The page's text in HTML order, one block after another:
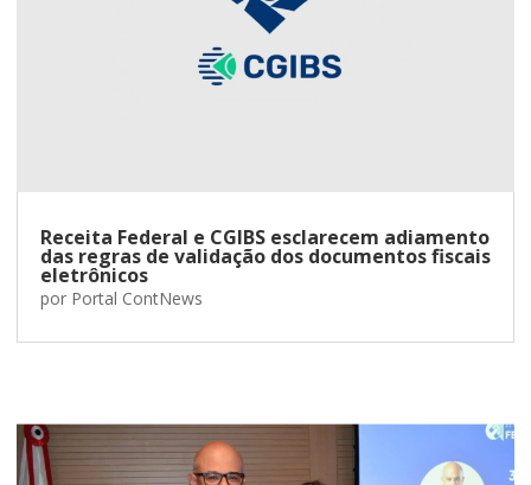
Receita Federal e CGIBS esclarecem adiamento
das regras de validação dos documentos fiscais
eletrônicos
por Portal ContNews